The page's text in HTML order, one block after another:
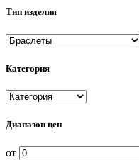
Тип изделия
Категория
Диапазон цен
от